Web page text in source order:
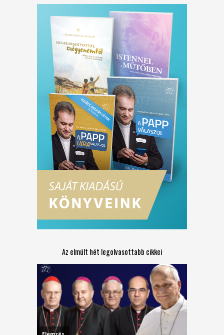
Az elmúlt hét legolvasottabb cikkei